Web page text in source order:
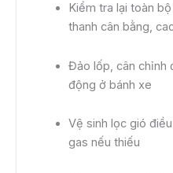
Kiểm tra lại toàn
thanh cân bằng,
Đảo lốp, cân chỉnh
động ở bánh xe
Vệ sinh lọc gió
gas nếu thiếu